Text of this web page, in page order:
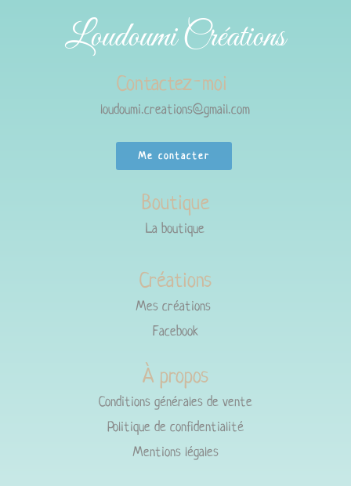
Loudoumi Créations
Contactez-moi
loudoumi.creations@gmail.com
Me contacter
Boutique
La boutique
Créations
Mes créations
Facebook
À propos
Conditions générales de vente
Politique de confidentialité
Mentions légales